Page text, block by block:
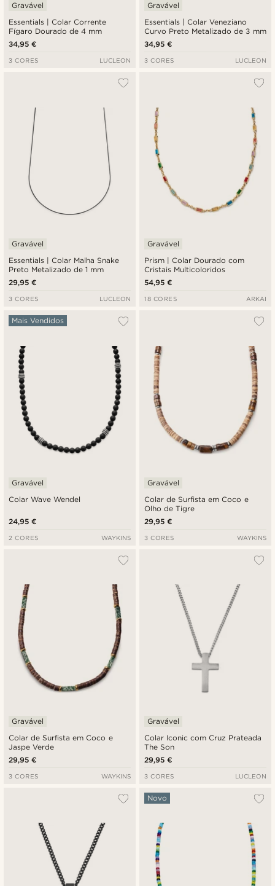
Essentials | Colar Corrente
Fígaro Dourado de 4 mm
Gravável
34,95 €
3 CORES LUCLEON
Essentials | Colar Veneziano
Curvo Preto Metalizado de 3 mm
Gravável
34,95 €
3 CORES LUCLEON
Essentials | Colar Malha Snake
Preto Metalizado de 1 mm
Gravável
29,95 €
3 CORES LUCLEON
Prism | Colar Dourado com
Cristais Multicoloridos
Gravável
54,95 €
18 CORES ARKAI
Colar Wave Wendel
Mais Vendidos
Gravável
24,95 €
2 CORES WAYKINS
Colar de Surfista em Coco e
Olho de Tigre
Gravável
29,95 €
3 CORES WAYKINS
Colar de Surfista em Coco e
Jaspe Verde
Gravável
29,95 €
3 CORES WAYKINS
Colar Iconic com Cruz Prateada
The Son
Gravável
29,95 €
3 CORES LUCLEON
Novo